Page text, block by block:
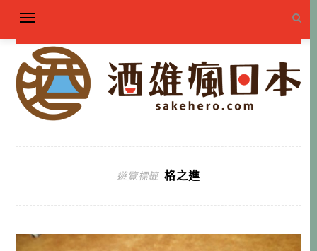
遊覽標籤 格之進